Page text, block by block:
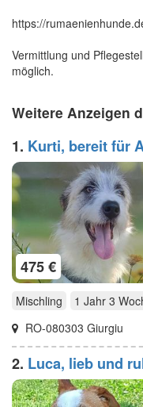
https://
Vermittlung und
möglich.
Weitere Anzeigen
1. Kurti, bereit für
475 €
Mischling 1 Jahr 3
RO-080303 Giurgiu
2. Luca, lieb und